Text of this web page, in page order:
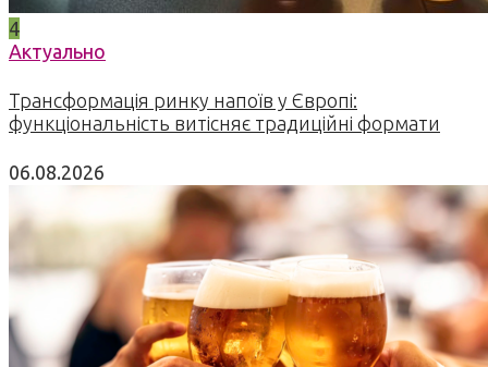
4
Актуально
Трансформація ринку напоїв у Європі:
функціональність витісняє традиційні формати
06.08.2026